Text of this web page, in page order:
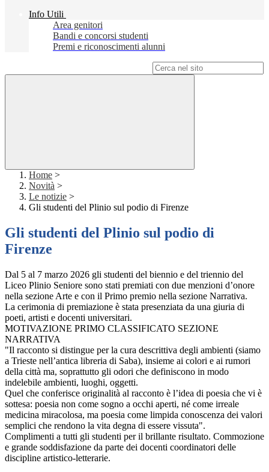
Info Utili
Area genitori
Bandi e concorsi studenti
Premi e riconoscimenti alunni
Home >
Novità >
Le notizie >
Gli studenti del Plinio sul podio di Firenze
Gli studenti del Plinio sul podio di
Firenze
Dal 5 al 7 marzo 2026 gli studenti del biennio e del triennio del
Liceo Plinio Seniore sono stati premiati con due menzioni d’onore
nella sezione Arte e con il Primo premio nella sezione Narrativa.
La cerimonia di premiazione è stata presenziata da una giuria di
poeti, artisti e docenti universitari.
MOTIVAZIONE PRIMO CLASSIFICATO SEZIONE
NARRATIVA
"Ιl racconto si distingue per la cura descrittiva degli ambienti (siamo
a Trieste nell’antica libreria di Saba), insieme ai colori e ai rumori
della città ma, soprattutto gli odori che definiscono in modo
indelebile ambienti, luoghi, oggetti.
Quel che conferisce originalità al racconto è l’idea di poesia che vi è
sottesa: poesia non come sogno a occhi aperti, né come irreale
medicina miracolosa, ma poesia come limpida conoscenza dei valori
semplici che rendono la vita degna di essere vissuta".
Complimenti a tutti gli studenti per il brillante risultato. Commozione
e grande soddisfazione da parte dei docenti coordinatori delle
discipline artistico-letterarie.